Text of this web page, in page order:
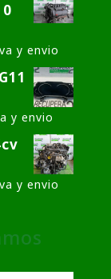
y envio
y envio
y envio